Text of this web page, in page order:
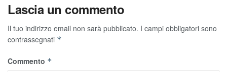
Lascia un commento
Il tuo indirizzo email non sarà pubblicato. I campi obbligatori sono
contrassegnati *
Commento *